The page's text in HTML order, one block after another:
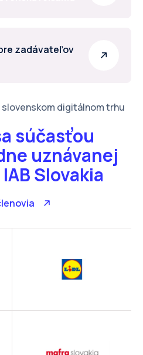
zadávateľov
digitálnom trhu
súčasťou
uznávanej
Slovakia